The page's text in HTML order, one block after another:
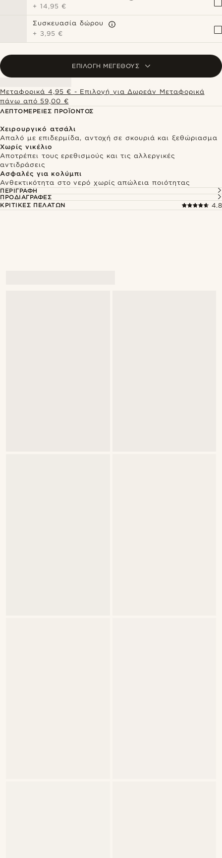
+ 14,95 €
Συσκευασία δώρου
+ 3,95 €
ΕΠΙΛΟΓΉ ΜΕΓΈΘΟΥΣ
Μεταφορικά 4,95 € - Επιλογή για Δωρεάν Μεταφορικά
πάνω από 59,00 €
ΛΕΠΤΟΜΈΡΕΙΕΣ ΠΡΟΪΌΝΤΟΣ
Χειρουργικό ατσάλι
Απαλό με επιδερμίδα, αντοχή σε σκουριά και ξεθώριασμα
Χωρίς νικέλιο
Αποτρέπει τους ερεθισμούς και τις αλλεργικές
αντιδράσεις
Ασφαλές για κολύμπι
Ανθεκτικότητα στο νερό χωρίς απώλεια ποιότητας
ΠΕΡΙΓΡΑΦΉ
ΠΡΟΔΙΑΓΡΑΦΈΣ
ΚΡΙΤΙΚΈΣ ΠΕΛΑΤΏΝ
4.8